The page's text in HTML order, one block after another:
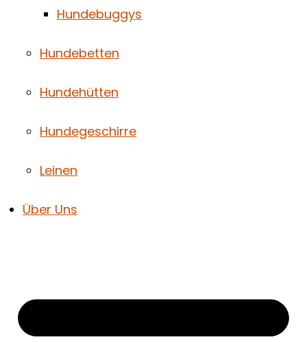
Hundebuggys
Hundebetten
Hundehütten
Hundegeschirre
Leinen
Über Uns